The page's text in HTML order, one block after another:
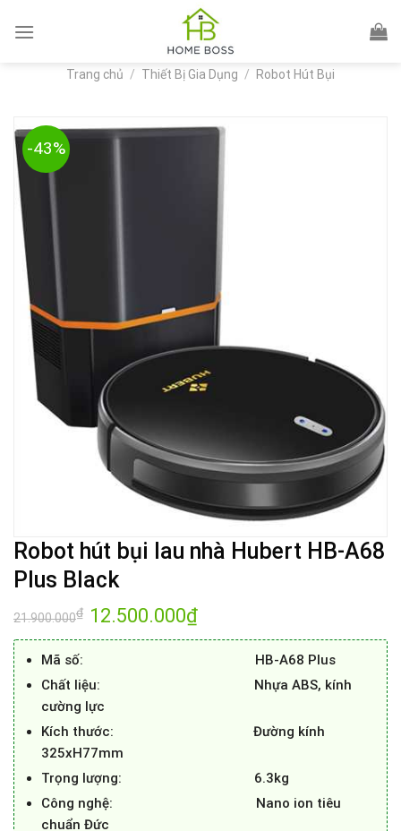
Trang chủ / Thiết Bị Gia Dụng / Robot Hút Bụi
-43%
Robot hút bụi lau nhà Hubert HB-A68
Plus Black
21.900.000₫ Giá
gốc
là:
12.500.000₫Giá
tại
12.500.000₫.
Mã số: HB-A68 Plus
Chất liệu: Nhựa ABS, kính
cường lực
Kích thước: Đường kính
325xH77mm
Trọng lượng: 6.3kg
Công nghệ: Nano ion tiêu
chuẩn Đức